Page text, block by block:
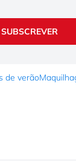
SUBSCREVER
de verão